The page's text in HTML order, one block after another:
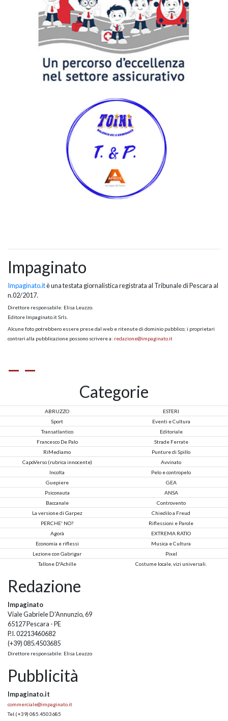
Impaginato
Impaginato.itè una testata giornalistica registrata al Tribunale di Pescara al
n.02/2017.
Direttore responsabile: Elisa Leuzzo.
Editore Impaginato.it Srls.
Alcune foto potrebbero essere prese dal web e ritenute di dominio pubblico; i proprietari
contrari alla pubblicazione possono scrivere a: redazione@impaginato.it
Categorie
ABRUZZO
ESTERI
Sport
Eventi e Cultura
Transatlantico
Editoriale
Francesco De Palo
Strade Ferrate
RiMediamo
Punture di Spillo
CapoVerso (rubrica innocente)
Avvinato
Incolta
Pelo e contropelo
Guepiere
GEA
Psiconauta
ANSA
Baccanale
Controvento
La versione di Garpez
Chiedilo a Freud
PERCHE' NO?
Riflessioni e Parole
Agorà
EXTREMA RATIO
Economia e riflessi
Musica e Cultura
Lezione con Gabrigar
Pixel
Tallone D'Achille
Costume locale, vizi universali.
Redazione
Impaginato
Viale Gabriele D'Annunzio, 69
65127 Pescara - PE
P.I. 02213460682
(+39) 085.4503685
Direttore responsabile: Elisa Leuzzo
Pubblicità
Impaginato.it
commerciale@impaginato.it
Tel. (+39) 085.4503685